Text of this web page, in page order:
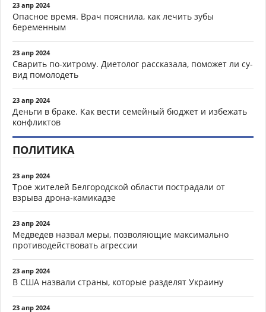
23 апр 2024
Опасное время. Врач пояснила, как лечить зубы
беременным
23 апр 2024
Сварить по-хитрому. Диетолог рассказала, поможет ли су-
вид помолодеть
23 апр 2024
Деньги в браке. Как вести семейный бюджет и избежать
конфликтов
ПОЛИТИКА
23 апр 2024
Трое жителей Белгородской области пострадали от
взрыва дрона-камикадзе
23 апр 2024
Медведев назвал меры, позволяющие максимально
противодействовать агрессии
23 апр 2024
В США назвали страны, которые разделят Украину
23 апр 2024